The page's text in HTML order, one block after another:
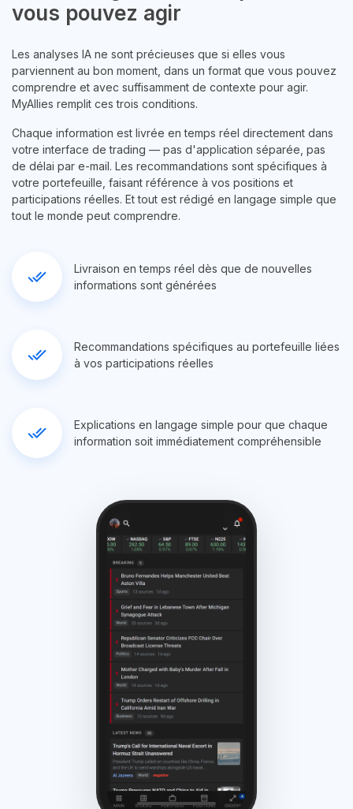
vous pouvez agir
Les analyses IA ne sont précieuses que si elles vous
parviennent au bon moment, dans un format que vous pouvez
comprendre et avec suffisamment de contexte pour agir.
MyAllies remplit ces trois conditions.
Chaque information est livrée en temps réel directement dans
votre interface de trading — pas d'application séparée, pas
de délai par e-mail. Les recommandations sont spécifiques à
votre portefeuille, faisant référence à vos positions et
participations réelles. Et tout est rédigé en langage simple que
tout le monde peut comprendre.
done_all
Livraison en temps réel dès que de nouvelles
informations sont générées
done_all
Recommandations spécifiques au portefeuille liées
à vos participations réelles
done_all
Explications en langage simple pour que chaque
information soit immédiatement compréhensible